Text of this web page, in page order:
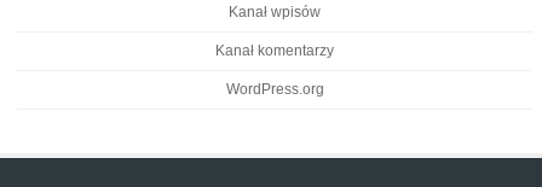
Kanał wpisów
Kanał komentarzy
WordPress.org